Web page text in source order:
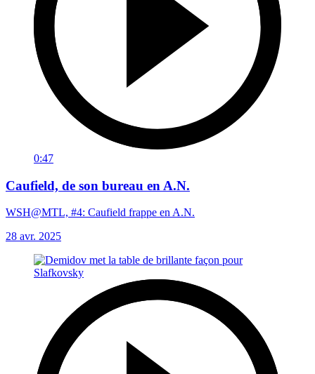
0:47
Caufield, de son bureau en A.N.
WSH@MTL, #4: Caufield frappe en A.N.
28 avr. 2025